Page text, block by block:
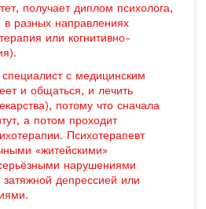
получает диплом психолога,
в разных направлениях
или когнитивно-
с медицинским
и общаться, и лечить
потому что сначала
а потом проходит
Психотерапевт
«житейскими»
нарушениями
депрессией или